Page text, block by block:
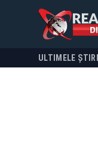
ULTIMELE ȘTIRI